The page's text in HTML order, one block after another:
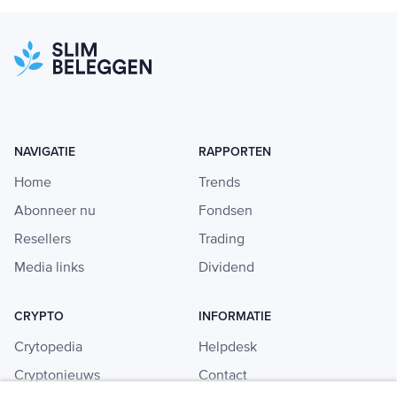
NAVIGATIE
Home
Abonneer nu
Resellers
Media links
RAPPORTEN
Trends
Fondsen
Trading
Dividend
CRYPTO
Crytopedia
Cryptonieuws
INFORMATIE
Helpdesk
Contact